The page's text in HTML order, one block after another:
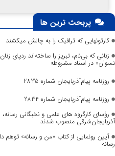
پربحث ترین ها
کارتونهایی که ترافیک را به چالش میکشند
زنانی که بی‌نام، تبریز را ساخته‌اند ردپای
نسوان» در اسناد مشروطه
روزنامه پیام‌آذربایجان شماره 2835
روزنامه پیام‌آذربایجان شماره 2834
رؤسای کارگروه های علمی و نخبگانی
آذربایجان‌شرقی منصوب شدند
آیین رونمایی از کتاب «من و رسانه» توهم
رسانه